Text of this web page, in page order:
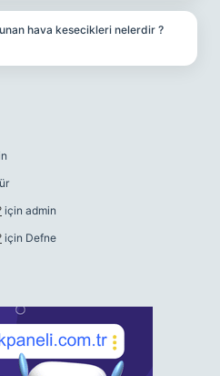
hava kesecikleri nelerdir ?
için admin
için Defne